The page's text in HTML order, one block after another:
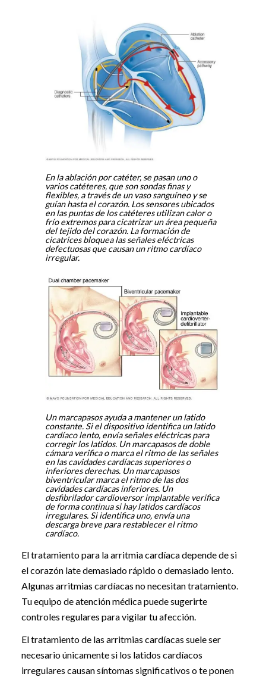
En la ablación por catéter, se pasan uno o
varios catéteres, que son sondas finas y
flexibles, a través de un vaso sanguíneo y se
guían hasta el corazón. Los sensores ubicados
en las puntas de los catéteres utilizan calor o
frío extremos para cicatrizar un área pequeña
del tejido del corazón. La formación de
cicatrices bloquea las señales eléctricas
defectuosas que causan un ritmo cardíaco
irregular.
Un marcapasos ayuda a mantener un latido
constante. Si el dispositivo identifica un latido
cardíaco lento, envía señales eléctricas para
corregir los latidos. Un marcapasos de doble
cámara verifica o marca el ritmo de las señales
en las cavidades cardíacas superiores o
inferiores derechas. Un marcapasos
biventricular marca el ritmo de las dos
cavidades cardíacas inferiores. Un
desfibrilador cardioversor implantable verifica
de forma continua si hay latidos cardíacos
irregulares. Si identifica uno, envía una
descarga breve para restablecer el ritmo
cardíaco.
El tratamiento para la arritmia cardíaca depende de si
el corazón late demasiado rápido o demasiado lento.
Algunas arritmias cardíacas no necesitan tratamiento.
Tu equipo de atención médica puede sugerirte
controles regulares para vigilar tu afección.
El tratamiento de las arritmias cardíacas suele ser
necesario únicamente si los latidos cardíacos
irregulares causan síntomas significativos o te ponen